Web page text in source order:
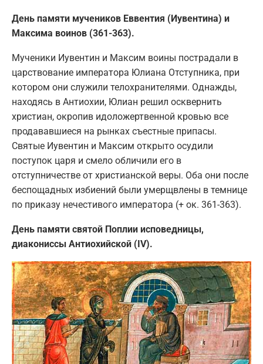
День памяти мучеников Еввентия (Иувентина) и
Максима воинов (361-363).
Мученики Иувентин и Максим воины пострадали в
царствование императора Юлиана Отступника, при
котором они служили телохранителями. Однажды,
находясь в Антиохии, Юлиан решил осквернить
христиан, окропив идоложертвенной кровью все
продававшиеся на рынках съестные припасы.
Святые Иувентин и Максим открыто осудили
поступок царя и смело обличили его в
отступничестве от христианской веры. Оба они после
беспощадных избиений были умерщвлены в темнице
по приказу нечестивого императора (+ ок. 361-363).
День памяти святой Поплии исповедницы,
диакониссы Антиохийской (IV).